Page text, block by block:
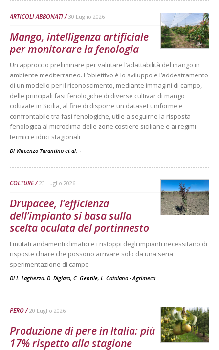
ARTICOLI ABBONATI 30 Luglio 2026
Mango, intelligenza artificiale
per monitorare la fenologia
Un approccio preliminare per valutare l’adattabilità del mango in
ambiente mediterraneo. L’obiettivo è lo sviluppo e l’addestramento
di un modello per il riconoscimento, mediante immagini di campo,
delle principali fasi fenologiche di diverse cultivar di mango
coltivate in Sicilia, al fine di disporre un dataset uniforme e
confrontabile tra fasi fenologiche, utile a seguirne la risposta
fenologica al microclima delle zone costiere siciliane e ai regimi
termici e idrici stagionali
Di Vincenzo Tarantino et al. -
COLTURE 23 Luglio 2026
Drupacee, l’efficienza
dell’impianto si basa sulla
scelta oculata del portinnesto
I mutati andamenti climatici e i ristoppi degli impianti necessitano di
risposte chiare che possono arrivare solo da una seria
sperimentazione di campo
Di L. Laghezza, D. Digiaro, C. Gentile, L. Catalano - Agrimeca -
PERO 20 Luglio 2026
Produzione di pere in Italia: più
17% rispetto alla stagione